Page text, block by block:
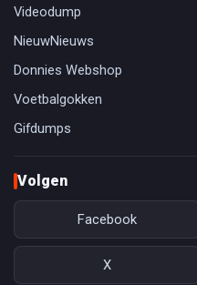
Videodump
NieuwNieuws
Donnies Webshop
Voetbalgokken
Gifdumps
Volgen
Facebook
X